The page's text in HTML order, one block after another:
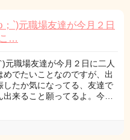
`)元職場友達が今月２日
…
元職場友達が今月２日に二人
でたいことなのですが、出
したか気になってる、友達で
来ること願ってるよ。今…